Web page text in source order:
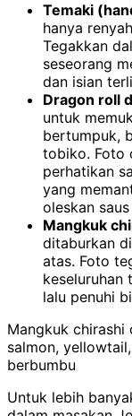
Temaki
hanya
Tegakkan
seseorang
dan isian
Dragon roll
untuk
bertumpuk,
tobiko. Foto
perhatikan
yang
oleskan
Mangkuk
ditaburkan
atas. Foto
keseluruhan
lalu penuhi
Mangkuk chirashi
salmon,
berbumbu
Untuk lebih